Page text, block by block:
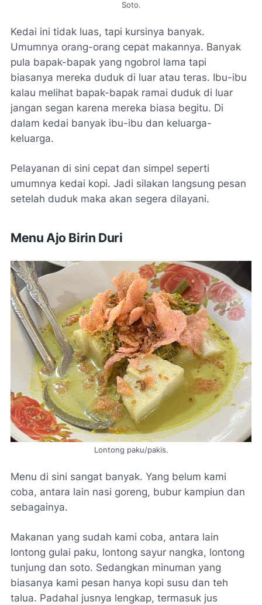
Soto.
Kedai ini tidak luas, tapi kursinya banyak.
Umumnya orang-orang cepat makannya. Banyak
pula bapak-bapak yang ngobrol lama tapi
biasanya mereka duduk di luar atau teras. Ibu-ibu
kalau melihat bapak-bapak ramai duduk di luar
jangan segan karena mereka biasa begitu. Di
dalam kedai banyak ibu-ibu dan keluarga-
keluarga.
Pelayanan di sini cepat dan simpel seperti
umumnya kedai kopi. Jadi silakan langsung pesan
setelah duduk maka akan segera dilayani.
Menu Ajo Birin Duri
Lontong paku/pakis.
Menu di sini sangat banyak. Yang belum kami
coba, antara lain nasi goreng, bubur kampiun dan
sebagainya.
Makanan yang sudah kami coba, antara lain
lontong gulai paku, lontong sayur nangka, lontong
tunjung dan soto. Sedangkan minuman yang
biasanya kami pesan hanya kopi susu dan teh
talua. Padahal jusnya lengkap, termasuk jus